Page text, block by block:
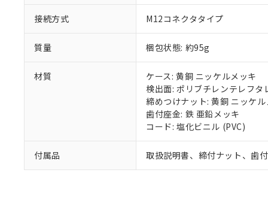
接続方式 M12コネクタタイプ
質量 梱包状態: 約95g
材質
ケース: 黄銅 ニッケルメッキ
検出面: ポリブチレンテレフタ
締めつけナット: 黄銅 ニッケル
歯付座金: 鉄 亜鉛メッキ
コード: 塩化ビニル (PVC)
付属品 取扱説明書、締付ナット、歯